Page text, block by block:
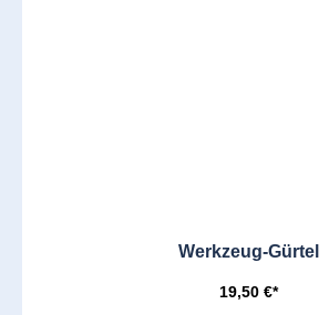
Werkzeug-Gürtel
19,50 €*